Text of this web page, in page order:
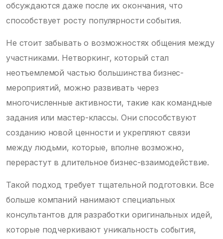
обсуждаются даже после их окончания, что
способствует росту популярности события.
Не стоит забывать о возможностях общения между
участниками. Нетворкинг, который стал
неотъемлемой частью большинства бизнес-
мероприятий, можно развивать через
многочисленные активности, такие как командные
задания или мастер-классы. Они способствуют
созданию новой ценности и укрепляют связи
между людьми, которые, вполне возможно,
перерастут в длительное бизнес-взаимодействие.
Такой подход требует тщательной подготовки. Все
больше компаний нанимают специальных
консультантов для разработки оригинальных идей,
которые подчеркивают уникальность события,